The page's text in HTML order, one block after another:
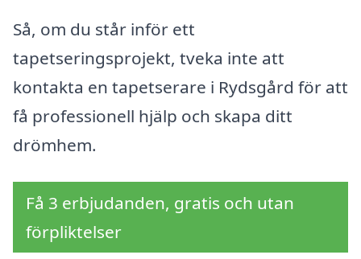
Så, om du står inför ett
tapetseringsprojekt, tveka inte att
kontakta en tapetserare i Rydsgård för att
få professionell hjälp och skapa ditt
drömhem.
Få 3 erbjudanden, gratis och utan
förpliktelser